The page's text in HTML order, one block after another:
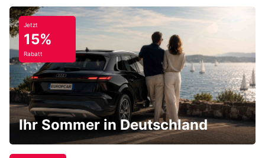
Jetzt
15%
Rabatt
Ihr Sommer in Deutschland